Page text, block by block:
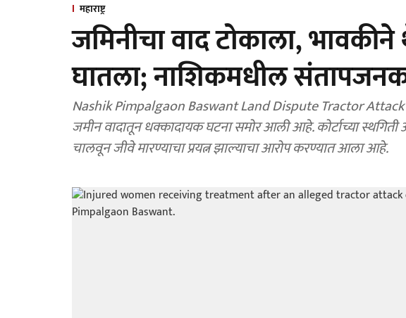
महाराष्ट्र
जमिनीचा वाद टोकाला, भावकीने
घातला; नाशिकमधील संतापजनक
Nashik Pimpalgaon Baswant Land Dispute Tractor Attack
जमीन वादातून धक्कादायक घटना समोर आली आहे. कोर्टाच्या स्थगिती
चालवून जीवे मारण्याचा प्रयत्न झाल्याचा आरोप करण्यात आला आहे.